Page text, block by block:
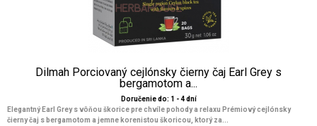
Dilmah Porciovaný cejlónsky čierny čaj Earl Grey s
bergamotom a...
Doručenie do: 1 - 4 dní
Elegantný Earl Grey s vôňou škorice pre chvíle pohody a relaxu Prémiový cejlónsky
čierny čaj s bergamotom a jemne korenistou škoricou, ktorý za...